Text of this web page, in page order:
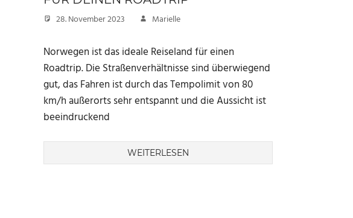
28. November 2023 Marielle
Norwegen ist das ideale Reiseland für einen
Roadtrip. Die Straßenverhältnisse sind überwiegend
gut, das Fahren ist durch das Tempolimit von 80
km/h außerorts sehr entspannt und die Aussicht ist
beeindruckend
WEITERLESEN